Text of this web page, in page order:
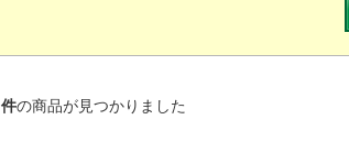
件の商品が見つかりました